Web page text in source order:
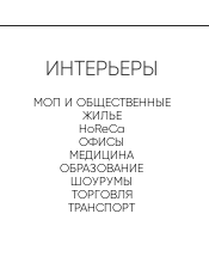
ИНТЕРЬЕРЫ
МОП И ОБЩЕСТВЕННЫЕ
ЖИЛЬЕ
HoReCa
ОФИСЫ
МЕДИЦИНА
ОБРАЗОВАНИЕ
ШОУРУМЫ
ТОРГОВЛЯ
ТРАНСПОРТ